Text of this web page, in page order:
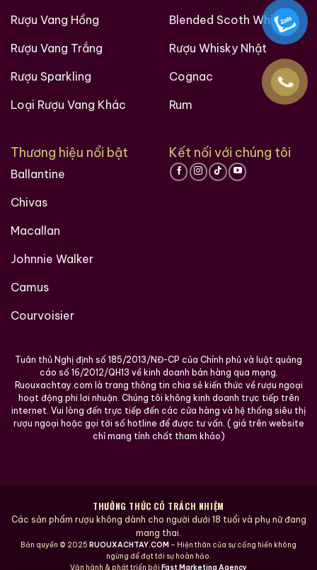
Các loại rượu sưu tầm quý hiềm trên thế giới tại
Ruouxachtay.com
Rượu Vang Hồng
Rượu Vang Trắng
Rượu Sparkling
Loại Rượu Vang Khác
Blended Scoth Whisky
Rượu Whisky Nhật
Cognac
Rum
Thương hiệu nổi bật
Ballantine
Chivas
Macallan
Johnnie Walker
Camus
Courvoisier
Kết nối với chúng tôi
Tuân thủ Nghị định số 185/2013/NĐ-CP của Chính phủ và luật quảng
cáo số 16/2012/QH13 về kinh doanh bán hàng qua mạng.
Ruouxachtay.com là trang thông tin chia sẻ kiến thức về rượu ngoại
hoạt động phi lơi nhuận. Chúng tôi không kinh doanh trực tiếp trên
internet. Vui lòng đến trực tiếp đến các cửa hàng và hệ thống siêu thị
rượu ngoại hoặc gọi tới số hotline để được tư vấn. ( giá trên website
chỉ mang tính chất tham khảo)
THƯỞNG THỨC CÓ TRÁCH NHIỆM
Các sản phẩm rượu không dành cho người dưới 18 tuổi và phụ nữ đang
mang thai.
Bản quyền © 2025 RUOUXACHTAY.COM – Hiện thân của sự cống hiến không
ngừng để đạt tới sự hoàn hảo.
Vận hành & phát triển bởi Fast Marketing Agency